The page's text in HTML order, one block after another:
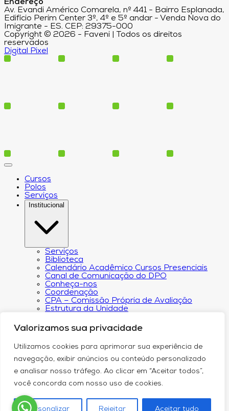
Valorizamos sua privacidade
Utilizamos cookies para aprimorar sua experiência de
navegação, exibir anúncios ou conteúdo personalizado
e analisar nosso tráfego. Ao clicar em “Aceitar todos”,
você concorda com nosso uso de cookies.
Personalizar Rejeitar Aceitar tudo
Endereço
Av. Evandi Américo Comarela, nº 441 - Bairro Esplanada,
Edifício Perim Center 3º, 4º e 5º andar - Venda Nova do
Imigrante - ES. CEP: 29375-000
Copyright © 2026 - Faveni | Todos os direitos
reservados
Digital Pixel
Cursos
Polos
Serviços
Institucional
Serviços
Biblioteca
Calendário Acadêmico Cursos Presenciais
Canal de Comunicação do DPO
Conheça-nos
Coordenação
CPA – Comissão Própria de Avaliação
Estrutura da Unidade
Programa de Iniciação Científica
Núcleo de Apoio Psicopedagógico
Regimento
Responsabilidade Social
Núcleo de Atendimento ao Egresso
Plano de Desenvolvimento Institucional (PDI))
Revista Científica Intelleto
Transparência Financeira e Resultados do
Relatório de Transparência Salarial
Política de Privacidade